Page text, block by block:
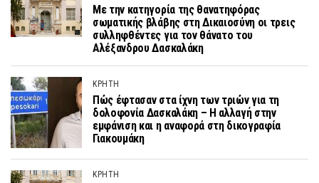
Με την κατηγορία της θανατηφόρας
σωματικής βλάβης στη Δικαιοσύνη οι τρεις
συλληφθέντες για τον θάνατο του
Αλέξανδρου Δασκαλάκη
ΚΡΗΤΗ
Πώς έφτασαν στα ίχνη των τριών για τη
δολοφονία Δασκαλάκη – Η αλλαγή στην
εμφάνιση και η αναφορά στη δικογραφία
Γιακουμάκη
ΚΡΗΤΗ